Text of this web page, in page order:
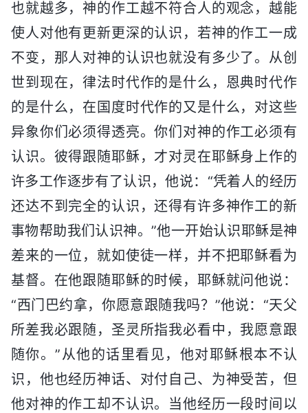
也就越多，神的作工越不符合人的观念，越能
使人对他有更新更深的认识，若神的作工一成
不变，那人对神的认识也就没有多少了。从创
世到现在，律法时代作的是什么，恩典时代作
的是什么，在国度时代作的又是什么，对这些
异象你们必须得透亮。你们对神的作工必须有
认识。彼得跟随耶稣，才对灵在耶稣身上作的
许多工作逐步有了认识，他说：“凭着人的经历
还达不到完全的认识，还得有许多神作工的新
事物帮助我们认识神。”他一开始认识耶稣是神
差来的一位，就如使徒一样，并不把耶稣看为
基督。在他跟随耶稣的时候，耶稣就问他说：
“西门巴约拿，你愿意跟随我吗？”他说：“天父
所差我必跟随，圣灵所指我必看中，我愿意跟
随你。”从他的话里看见，他对耶稣根本不认
识，他也经历神话、对付自己、为神受苦，但
他对神的作工却不认识。当他经历一段时间以